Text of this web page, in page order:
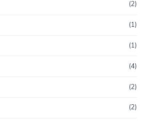
(2)
(1)
(1)
(4)
(2)
(2)